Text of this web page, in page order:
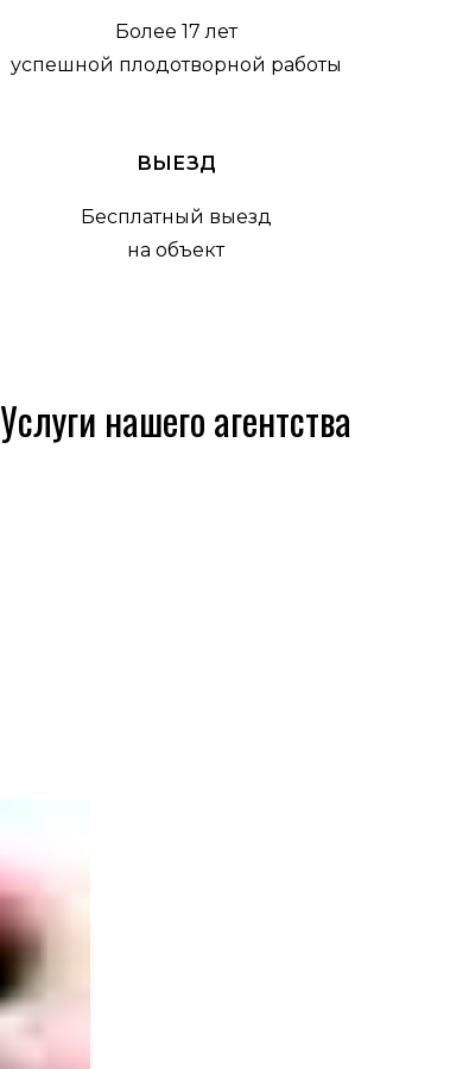
Более 17 лет
успешной плодотворной работы
ВЫЕЗД
Бесплатный выезд
на объект
Услуги нашего агентства